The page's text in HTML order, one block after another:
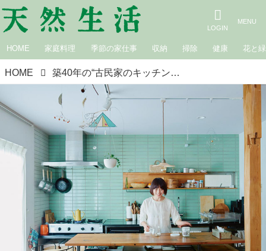
HOME 家庭料理 季節の家仕事 収納 掃除 健康 花と緑
HOME 築40年の“古民家のキッチン”をセルフリノベーション。料理家・柚木さとみさんのすっきり整う「お気に入り」の台所を拝見